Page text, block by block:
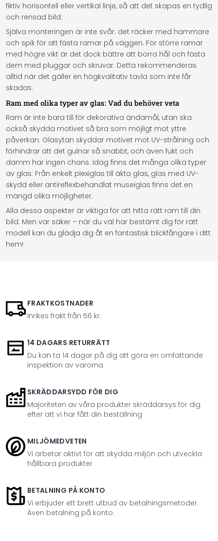
fiktiv horisontell eller vertikal linje, så att det skapas en tydlig
och rensad bild.
Själva monteringen är inte svår: det räcker med hammare
och spik för att fästa ramar på väggen. För större ramar
med högre vikt är det dock bättre att borra hål och fästa
dem med pluggar och skruvar. Detta rekommenderas
alltid när det gäller en högkvalitativ tavla som inte får
skadas.
Ram med olika typer av glas: Vad du behöver veta
Ram är inte bara till för dekorativa ändamål, utan ska
också skydda motivet så bra som möjligt mot yttre
påverkan. Glasytan skyddar motivet mot UV-strålning och
förhindrar att det gulnar så snabbt, och även fukt och
damm har ingen chans. Idag finns det många olika typer
av glas: Från enkelt plexiglas till äkta glas, glas med UV-
skydd eller antireflexbehandlat museiglas finns det en
mängd olika möjligheter.
Alla dessa aspekter är viktiga för att hitta rätt ram till din
bild. Men var säker – när du väl har bestämt dig för rätt
modell kan du glädja dig åt en fantastisk blickfångare i ditt
hem!
FRAKTKOSTNADER
Inrikes frakt från 56 kr.
14 DAGARS RETURRÄTT
Du kan ta 14 dagar på dig att göra en omfattande
inspektion av varorna
SKRÄDDARSYDD FÖR DIG
Majoriteten av våra produkter skräddarsys för dig
efter att vi har fått din beställning
MILJÖMEDVETEN
Vi arbetar aktivt för att skydda miljön och utveckla
hållbara produkter
BETALNING PÅ KONTO
Vi erbjuder ett brett utbud av betalningsmetoder.
Även betalning på konto.